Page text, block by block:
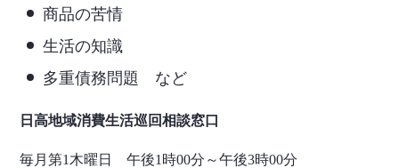
商品の苦情
生活の知識
多重債務問題 など
日高地域消費生活巡回相談窓口
毎月第1木曜日 午後1時00分～午後3時00分